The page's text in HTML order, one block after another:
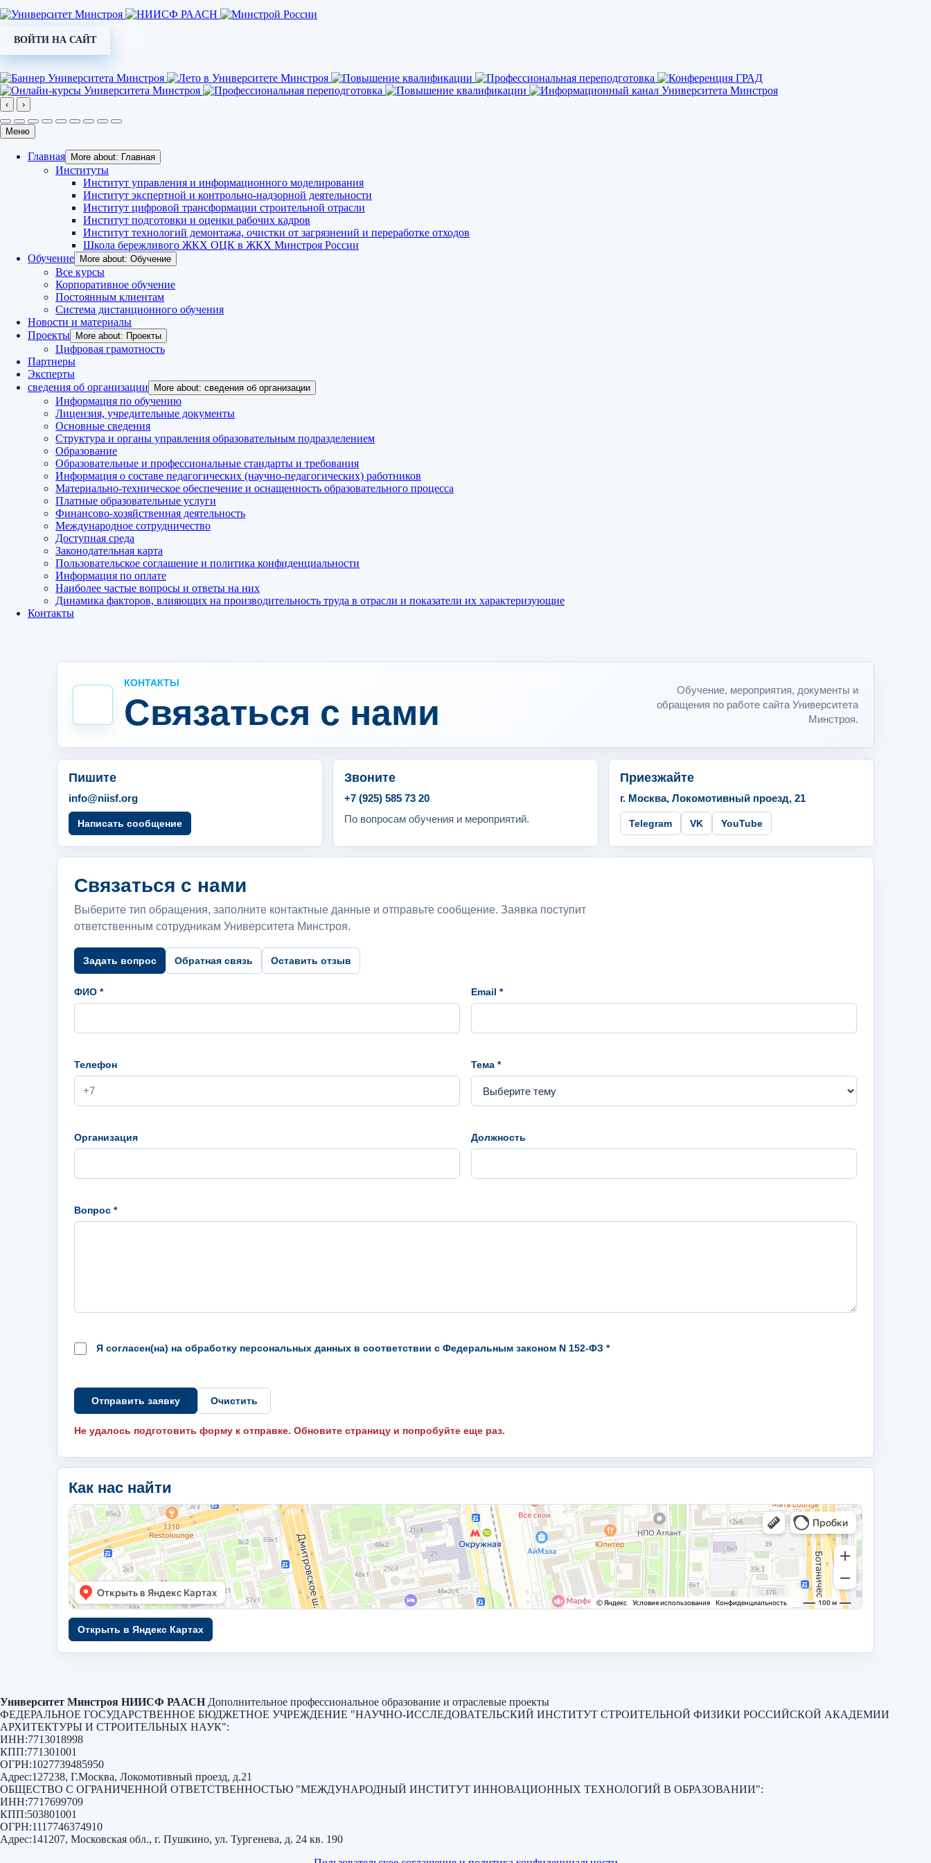
ВОЙТИ НА САЙТ
‹ ›
Меню
Главная More about: Главная
Институты
Институт управления и информационного моделирования
Институт экспертной и контрольно-надзорной деятельности
Институт цифровой трансформации строительной отрасли
Институт подготовки и оценки рабочих кадров
Институт технологий демонтажа, очистки от загрязнений и переработке отходов
Школа бережливого ЖКХ ОЦК в ЖКХ Минстроя России
Обучение
More about: Обучение
Все курсы
Корпоративное обучение
Постоянным клиентам
Система дистанционного обучения
Новости и материалы
Проекты
More about: Проекты
Цифровая грамотность
Партнеры
Эксперты
сведения об организации
More about: сведения об организации
Информация по обучению
Лицензия, учредительные документы
Основные сведения
Структура и органы управления образовательным подразделением
Образование
Образовательные и профессиональные стандарты и требования
Информация о составе педагогических (научно-педагогических) работников
Материально-техническое обеспечение и оснащенность образовательного процесса
Платные образовательные услуги
Финансово-хозяйственная деятельность
Международное сотрудничество
Доступная среда
Законодательная карта
Пользовательское соглашение и политика конфиденциальности
Информация по оплате
Наиболее частые вопросы и ответы на них
Динамика факторов, влияющих на производительность труда в отрасли и показатели их характеризующие
Контакты
КОНТАКТЫ
Связаться с нами
Обучение, мероприятия, документы и
обращения по работе сайта Университета
Минстроя.
Пишите
info@niisf.org
Написать сообщение
Звоните
+7 (925) 585 73 20
По вопросам обучения и мероприятий.
Приезжайте
г. Москва, Локомотивный проезд, 21
Telegram VK YouTube
Связаться с нами
Выберите тип обращения, заполните контактные данные и отправьте сообщение. Заявка поступит
ответственным сотрудникам Университета Минстроя.
Задать вопрос Обратная связь Оставить отзыв
ФИО * Email *
Телефон Тема *
Организация Должность
Вопрос *
Я согласен(на) на обработку персональных данных в соответствии с Федеральным законом N 152-ФЗ *
Отправить заявку Очистить
Не удалось подготовить форму к отправке. Обновите страницу и попробуйте еще раз.
Как нас найти
Открыть в Яндекс Картах
Университет Минстроя НИИСФ РААСН Дополнительное профессиональное образование и отраслевые проекты
ФЕДЕРАЛЬНОЕ ГОСУДАРСТВЕННОЕ БЮДЖЕТНОЕ УЧРЕЖДЕНИЕ "НАУЧНО-ИССЛЕДОВАТЕЛЬСКИЙ ИНСТИТУТ СТРОИТЕЛЬНОЙ ФИЗИКИ РОССИЙСКОЙ АКАДЕМИИ
АРХИТЕКТУРЫ И СТРОИТЕЛЬНЫХ НАУК":
ИНН:7713018998
КПП:771301001
ОГРН:1027739485950
Адрес:127238, Г.Москва, Локомотивный проезд, д.21
ОБЩЕСТВО С ОГРАНИЧЕННОЙ ОТВЕТСТВЕННОСТЬЮ "МЕЖДУНАРОДНЫЙ ИНСТИТУТ ИННОВАЦИОННЫХ ТЕХНОЛОГИЙ В ОБРАЗОВАНИИ":
ИНН:7717699709
КПП:503801001
ОГРН:1117746374910
Адрес:141207, Московская обл., г. Пушкино, ул. Тургенева, д. 24 кв. 190